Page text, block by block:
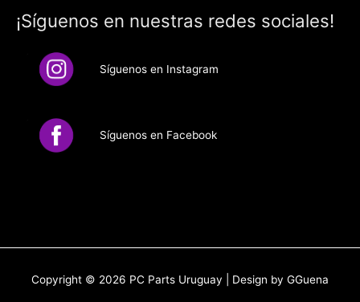
¡Síguenos en nuestras redes sociales!
Síguenos en Instagram
Síguenos en Facebook
Copyright © 2026 PC Parts Uruguay | Design by GGuena